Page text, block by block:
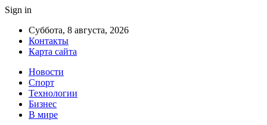
Sign in
Суббота, 8 августа, 2026
Контакты
Карта сайта
Новости
Спорт
Технологии
Бизнес
В мире